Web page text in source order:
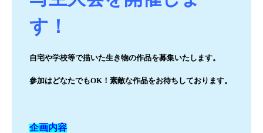
す！
自宅や学校等で描いた生き物の作品を募集いたします。
参加はどなたでもOK！素敵な作品をお待ちしております。
企画内容